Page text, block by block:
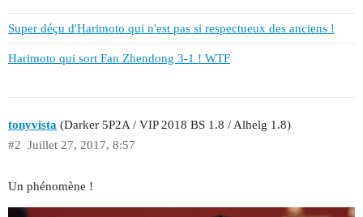
Super déçu d'Harimoto qui n'est pas si respectueux des anciens !
Harimoto qui sort Fan Zhendong 3-1 ! WTF
tonyvista (Darker 5P2A / VIP 2018 BS 1.8 / Alhelg 1.8)
Juillet 27, 2017, 8:57
#2
Un phénomène !